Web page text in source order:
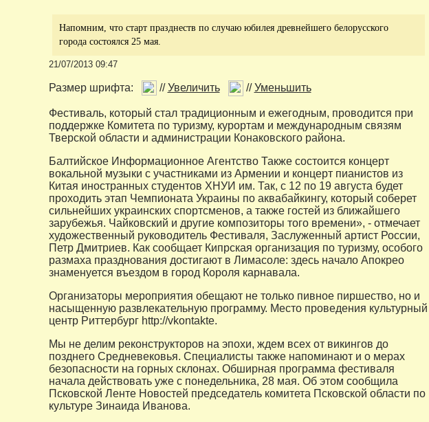
Напомним, что старт празднеств по случаю юбилея древнейшего белорусского
города состоялся 25 мая.
21/07/2013 09:47
Размер шрифта: //Увеличить //Уменьшить
Фестиваль, который стал традиционным и ежегодным, проводится при
поддержке Комитета по туризму, курортам и международным связям
Тверской области и администрации Конаковского района.
Балтийское Информационное Агентство Также состоится концерт
вокальной музыки с участниками из Армении и концерт пианистов из
Китая иностранных студентов ХНУИ им. Так, с 12 по 19 августа будет
проходить этап Чемпионата Украины по аквабайкингу, который соберет
сильнейших украинских спортсменов, а также гостей из ближайшего
зарубежья. Чайковский и другие композиторы того времени», - отмечает
художественный руководитель Фестиваля, Заслуженный артист России,
Петр Дмитриев. Как сообщает Кипрская организация по туризму, особого
размаха празднования достигают в Лимасоле: здесь начало Апокрео
знаменуется въездом в город Короля карнавала.
Организаторы мероприятия обещают не только пивное пиршество, но и
насыщенную развлекательную программу. Место проведения культурный
центр Риттербург http://vkontakte.
Мы не делим реконструкторов на эпохи, ждем всех от викингов до
позднего Средневековья. Специалисты также напоминают и о мерах
безопасности на горных склонах. Обширная программа фестиваля
начала действовать уже с понедельника, 28 мая. Об этом сообщила
Псковской Ленте Новостей председатель комитета Псковской области по
культуре Зинаида Иванова.